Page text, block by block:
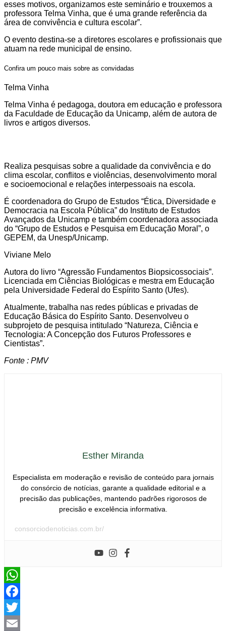
esses motivos, organizamos este seminário e trouxemos a
professora Telma Vinha, que é uma grande referência da
área de convivência e cultura escolar”.
O evento destina-se a diretores escolares e profissionais que
atuam na rede municipal de ensino.
Confira um pouco mais sobre as convidadas
Telma Vinha
Telma Vinha é pedagoga, doutora em educação e professora
da Faculdade de Educação da Unicamp, além de autora de
livros e artigos diversos.
Realiza pesquisas sobre a qualidade da convivência e do
clima escolar, conflitos e violências, desenvolvimento moral
e socioemocional e relações interpessoais na escola.
É coordenadora do Grupo de Estudos “Ética, Diversidade e
Democracia na Escola Pública” do Instituto de Estudos
Avançados da Unicamp e também coordenadora associada
do “Grupo de Estudos e Pesquisa em Educação Moral”, o
GEPEM, da Unesp/Unicamp.
Viviane Melo
Autora do livro “Agressão Fundamentos Biopsicossociais”.
Licenciada em Ciências Biológicas e mestra em Educação
pela Universidade Federal do Espírito Santo (Ufes).
Atualmente, trabalha nas redes públicas e privadas de
Educação Básica do Espírito Santo. Desenvolveu o
subprojeto de pesquisa intitulado “Natureza, Ciência e
Tecnologia: A Concepção dos Futuros Professores e
Cientistas”.
Fonte : PMV
Esther Miranda
Especialista em moderação e revisão de conteúdo para jornais
do consórcio de notícias, garante a qualidade editorial e a
precisão das publicações, mantendo padrões rigorosos de
precisão e excelência informativa.
consorciodenoticias.com.br/
WhatsApp
Facebook
Twitter